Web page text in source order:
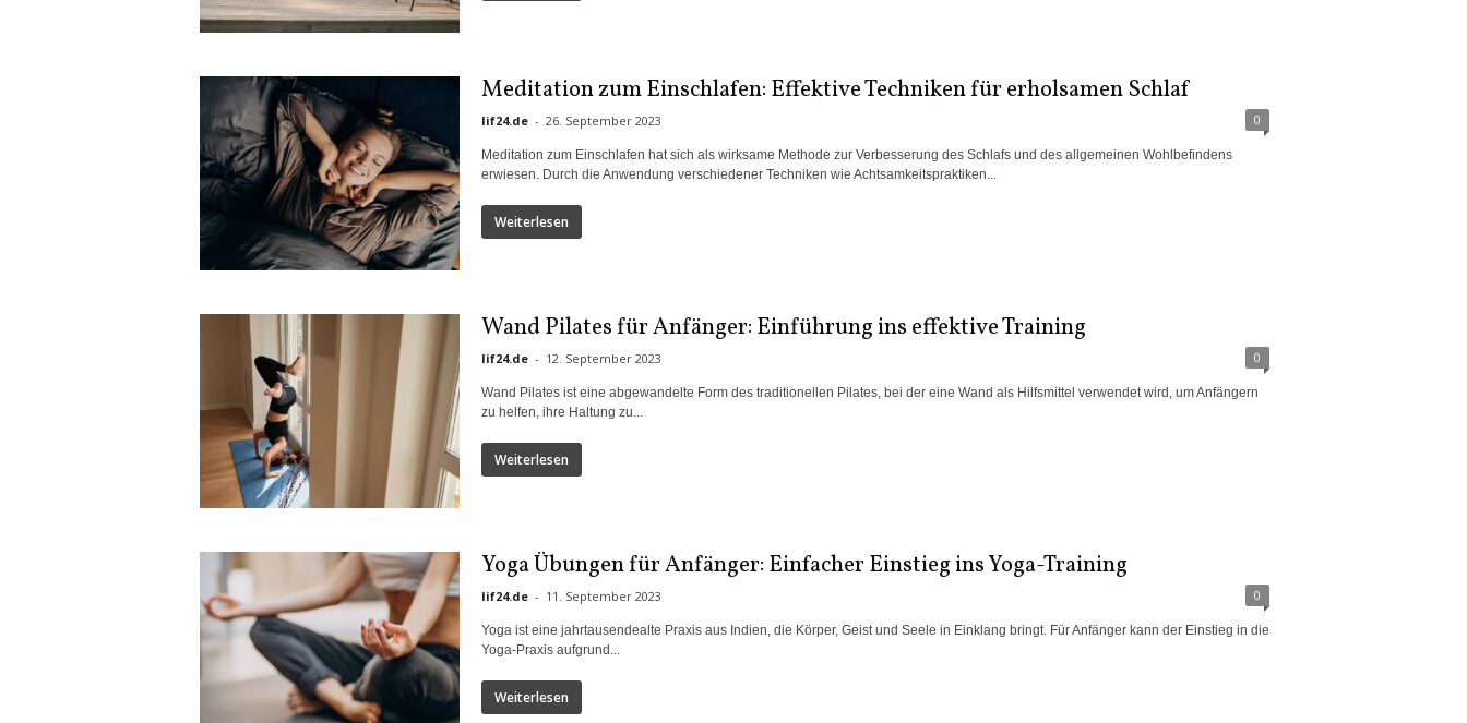
Meditation zum Einschlafen: Effektive Techniken für erholsamen Schlaf
lif24.de - 26. September 2023 0
Meditation zum Einschlafen hat sich als wirksame Methode zur Verbesserung des Schlafs und des allgemeinen Wohlbefindens
erwiesen. Durch die Anwendung verschiedener Techniken wie Achtsamkeitspraktiken...
Weiterlesen
Wand Pilates für Anfänger: Einführung ins effektive Training
lif24.de - 12. September 2023 0
Wand Pilates ist eine abgewandelte Form des traditionellen Pilates, bei der eine Wand als Hilfsmittel verwendet wird, um Anfängern
zu helfen, ihre Haltung zu...
Weiterlesen
Yoga Übungen für Anfänger: Einfacher Einstieg ins Yoga-Training
lif24.de - 11. September 2023 0
Yoga ist eine jahrtausendealte Praxis aus Indien, die Körper, Geist und Seele in Einklang bringt. Für Anfänger kann der Einstieg in die
Yoga-Praxis aufgrund...
Weiterlesen